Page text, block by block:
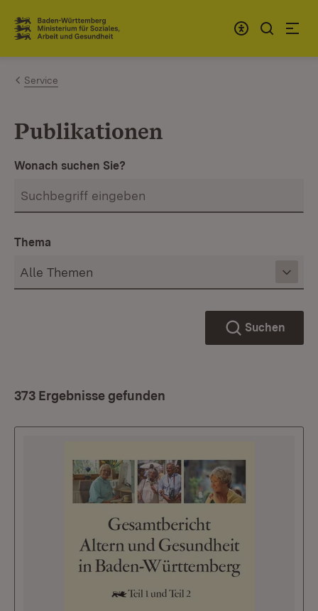
Zum Inhalt springen
Link zur Startseite
Service
Publikationen
Wonach suchen Sie?
Thema
Suchen
373 Ergebnisse gefunden